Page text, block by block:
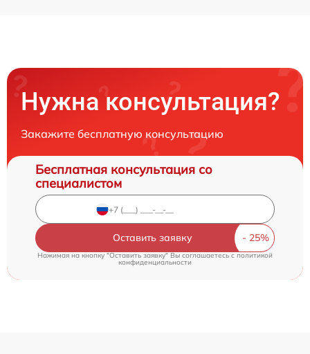
Нужна консультация?
Закажите бесплатную консультацию
Бесплатная консультация со
специалистом
Оставить заявку
Нажимая на кнопку "Оставить заявку" Вы соглашаетесь c политикой
конфиденциальности